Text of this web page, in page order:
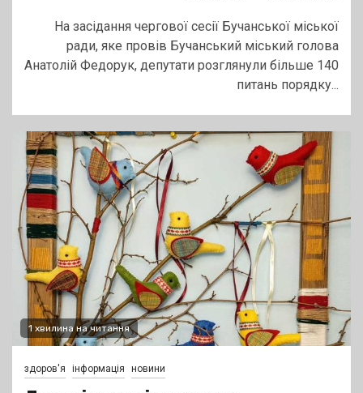
На засідання чергової сесії Бучанської міської
ради, яке провів Бучанський міський голова
Анатолій Федорук, депутати розглянули більше 140
питань порядку...
1 хвилина на читання
здоров'я інформація новини